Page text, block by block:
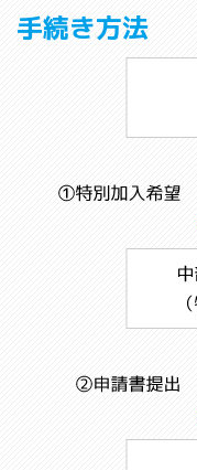
手続き方法